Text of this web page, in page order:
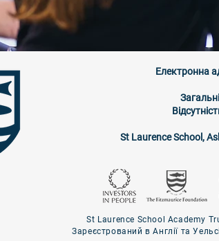
Електронна
St Laurence School,
St Laurence School Academy
Зареєстрований в Англії та